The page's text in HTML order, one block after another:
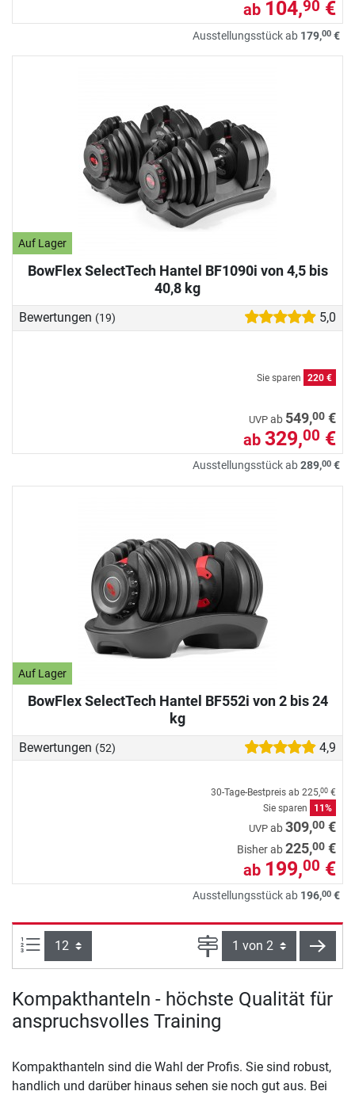
ab 104,90 €
Ausstellungsstück ab 179,00 €
Auf Lager
BowFlex SelectTech Hantel BF1090i von 4,5 bis
40,8 kg
Bewertungen (19) 5,0
Sie sparen 220 €
UVP ab 549,00 €
ab 329,00 €
Ausstellungsstück ab289,00 €
Auf Lager
BowFlex SelectTech Hantel BF552i von 2 bis 24
kg
Bewertungen (52) 4,9
30-Tage-Bestpreis ab 225,00 €
Sie sparen
11%
UVP ab309,00 €
Bisher ab225,00 €
ab 199,00 €
Ausstellungsstück ab 196,00 €
Artikel pro Seite: Seite
Kompakthanteln - höchste Qualität für
anspruchsvolles Training
Kompakthanteln sind die Wahl der Profis. Sie sind robust,
handlich und darüber hinaus sehen sie noch gut aus. Bei